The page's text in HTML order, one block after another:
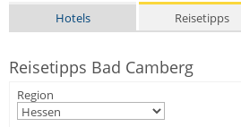
Hotels Reisetipps
Reisetipps Bad Camberg
Region